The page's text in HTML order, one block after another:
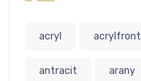
acryl acrylfront
antracit arany